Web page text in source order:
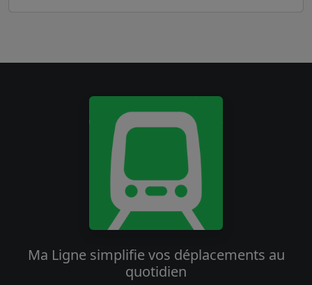
Ma Ligne simplifie vos déplacements au
quotidien